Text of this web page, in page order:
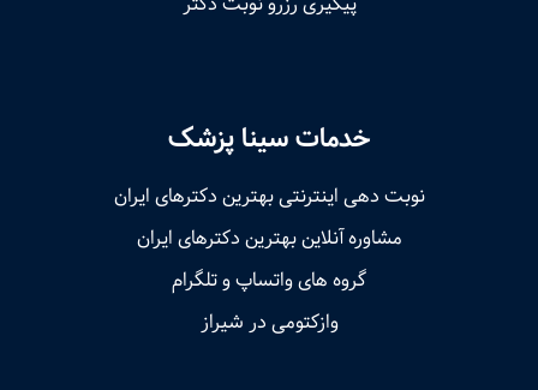
خدمات سینا پزشک
نوبت‌ دهی اینترنتی بهترین دکترهای ایران
مشاوره آنلاین بهترین دکترهای ایران
گروه های واتساپ و تلگرام
وازکتومی در شیراز